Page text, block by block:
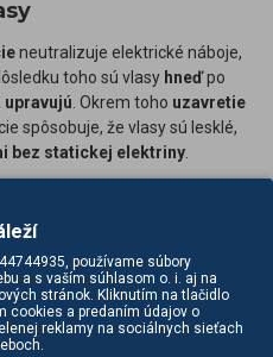
neutralizuje elektrické náboje,
toho sú vlasy hneďpo
upravujú . Okrem toho uzavretie
spôsobuje, že vlasy sú lesklé,
bez statickej elektriny
používame súbory
a s vaším súhlasom o. i. aj na
stránok. Kliknutím na tlačidlo
cookies a predaním údajov o
reklamy na sociálnych sieťach